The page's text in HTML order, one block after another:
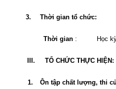
3. Thời gian tổ chức:
Thời gian : Học
III. TỔ CHỨC THỰC HIỆN:
1. Ôn tập chất lượng, thi